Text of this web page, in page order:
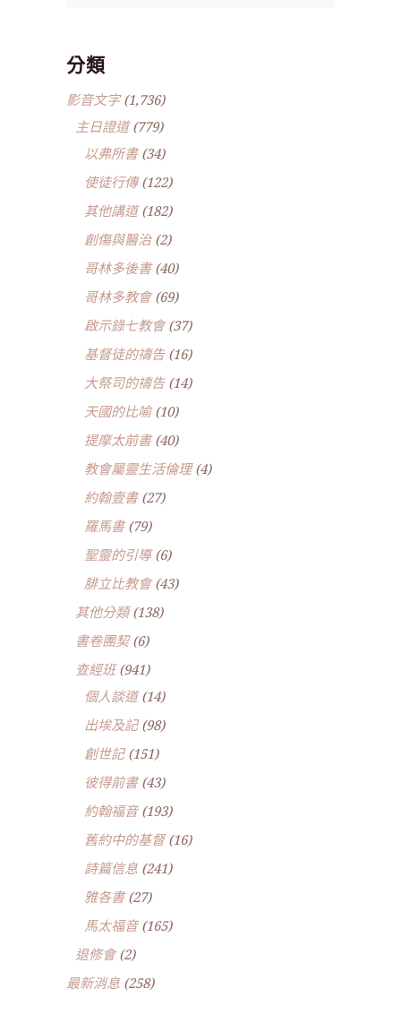
分類
影音文字(1,736)
主日證道(779)
以弗所書(34)
使徒行傳(122)
其他講道(182)
創傷與醫治(2)
哥林多後書(40)
哥林多教會(69)
啟示錄七教會(37)
基督徒的禱告(16)
大祭司的禱告(14)
天國的比喻(10)
提摩太前書(40)
教會屬靈生活倫理(4)
約翰壹書(27)
羅馬書(79)
聖靈的引導(6)
腓立比教會(43)
其他分類(138)
書卷團契(6)
查經班(941)
個人談道(14)
出埃及記(98)
創世記(151)
彼得前書(43)
約翰福音(193)
舊約中的基督(16)
詩篇信息 (241)
雅各書(27)
馬太福音(165)
退修會(2)
最新消息 (258)